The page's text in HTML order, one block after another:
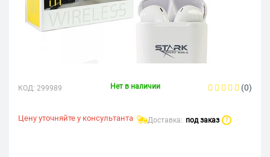
КОД: 299989 Нет в наличии (0)
Цену уточняйте у консультанта Доставка: под заказ ?